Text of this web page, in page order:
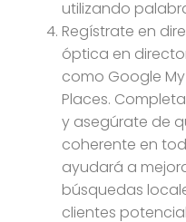
utilizando
Regístrate en
óptica en
como Google My
Places.
y asegúrate de
coherente en
ayudará a
búsquedas
clientes